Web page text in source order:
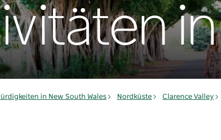
in New South Wales Nordküste Clarence Valley